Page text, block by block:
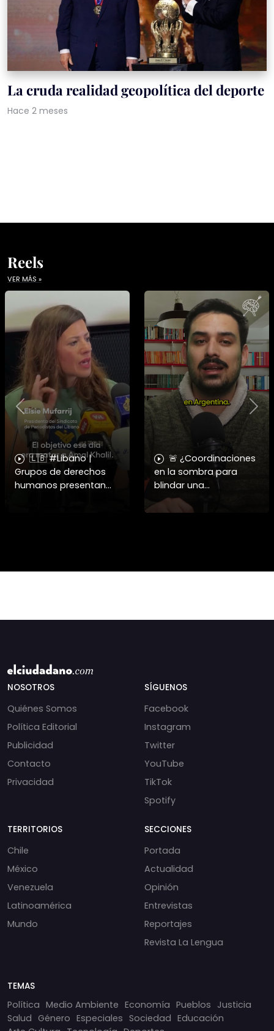
La cruda realidad geopolítica del deporte
Hace 2 meses
Reels
VER MÁS »
🇱🇧 #Libano |
Grupos de derechos
humanos presentan
🚨 ¿Coordinaciones
en la sombra para
blindar una
candidatura
presidencial? Nuevos
Previous
NOSOTROS
Quiénes Somos
Política Editorial
Publicidad
Contacto
Privacidad
SÍGUENOS
Facebook
Instagram
Twitter
YouTube
TikTok
Spotify
TERRITORIOS
Chile
México
Venezuela
Latinoamérica
Mundo
SECCIONES
Portada
Actualidad
Opinión
Entrevistas
Reportajes
Revista La Lengua
TEMAS
Política Medio Ambiente Economía Pueblos Justicia
Salud Género Especiales Sociedad Educación